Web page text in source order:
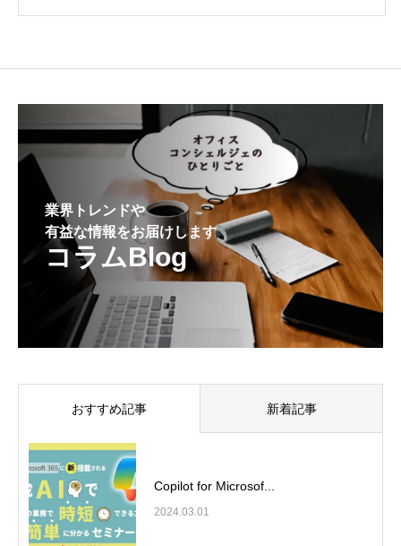
業界トレンドや
有益な情報をお届けします
コラムBlog
おすすめ記事 新着記事
Copilot for Microsof...
2024.03.01